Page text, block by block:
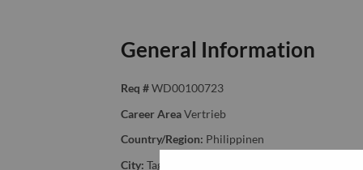
General Information
Req # WD00100723
Career Area Vertrieb
Country/Region: Philippinen
City: Taguig